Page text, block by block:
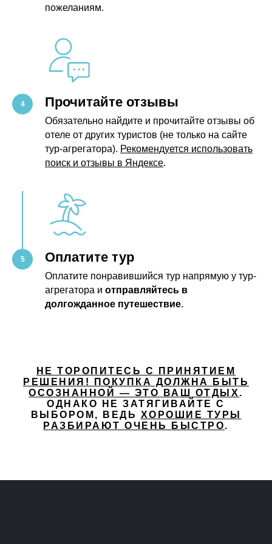
пожеланиям.
Прочитайте отзывы
Обязательно найдите и прочитайте отзывы об
отеле от других туристов (не только на сайте
тур-агрегатора). Рекомендуется использовать
поиск и отзывы в Яндексе.
Оплатите тур
Оплатите понравившийся тур напрямую у тур-
агрегатора и отправляйтесь в
долгожданное путешествие.
НЕ ТОРОПИТЕСЬ С ПРИНЯТИЕМ
РЕШЕНИЯ! ПОКУПКА ДОЛЖНА БЫТЬ
ОСОЗНАННОЙ — ЭТО ВАШ ОТДЫХ .
ОДНАКО НЕ ЗАТЯГИВАЙТЕ С
ВЫБОРОМ, ВЕДЬ ХОРОШИЕ ТУРЫ
РАЗБИРАЮТ ОЧЕНЬ БЫСТРО.